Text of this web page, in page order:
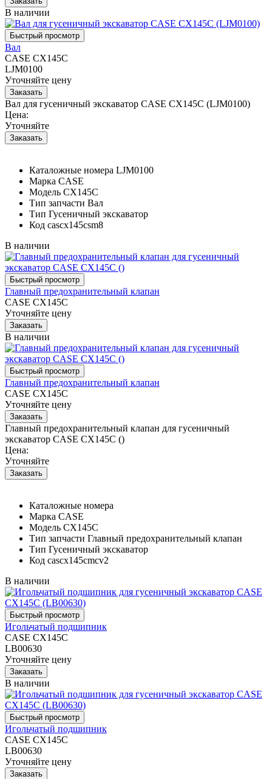
В наличии
Вал
CASE CX145C
LJM0100
Уточняйте цену
Вал для гусеничный экскаватор CASE CX145C (LJM0100)
Цена:
Уточняйте
Каталожные номера LJM0100
Марка CASE
Модель CX145C
Тип запчасти Вал
Тип Гусеничный экскаватор
Код cascx145csm8
В наличии
Главный предохранительный клапан
CASE CX145C
Уточняйте цену
В наличии
Главный предохранительный клапан
CASE CX145C
Уточняйте цену
Главный предохранительный клапан для гусеничный
экскаватор CASE CX145C ()
Цена:
Уточняйте
Каталожные номера
Марка CASE
Модель CX145C
Тип запчасти Главный предохранительный клапан
Тип Гусеничный экскаватор
Код cascx145cmcv2
В наличии
Игольчатый подшипник
CASE CX145C
LB00630
Уточняйте цену
В наличии
Игольчатый подшипник
CASE CX145C
LB00630
Уточняйте цену